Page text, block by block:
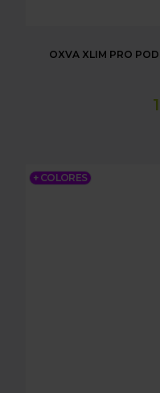
OXVA XLIM PRO
+ COLORES
OXVA XLIM GO POD